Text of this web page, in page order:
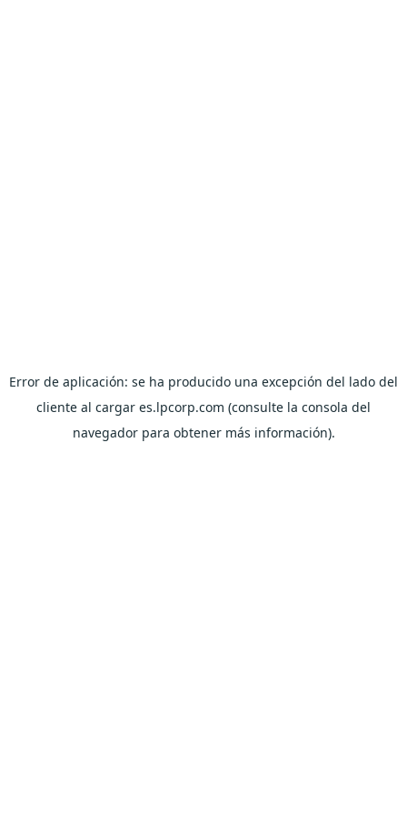
Error de aplicación: se ha producido una excepción del lado del
cliente al cargar es.lpcorp.com (consulte la consola del
navegador para obtener más información).